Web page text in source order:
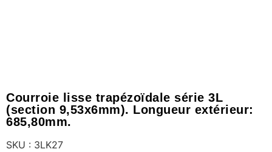
Courroie lisse trapézoïdale série 3L
(section 9,53x6mm). Longueur extérieur:
685,80mm.
SKU : 3LK27